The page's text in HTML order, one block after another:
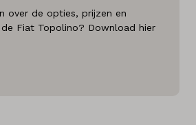
over de opties, prijzen en
Fiat Topolino? Download hier